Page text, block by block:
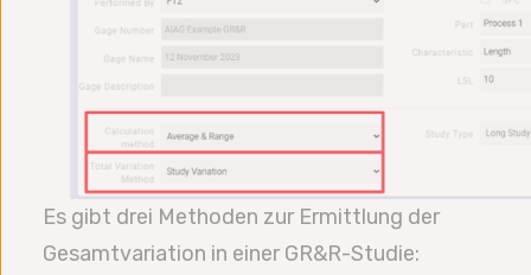
Es gibt drei Methoden zur Ermittlung der
Gesamtvariation in einer GR&R-Studie: